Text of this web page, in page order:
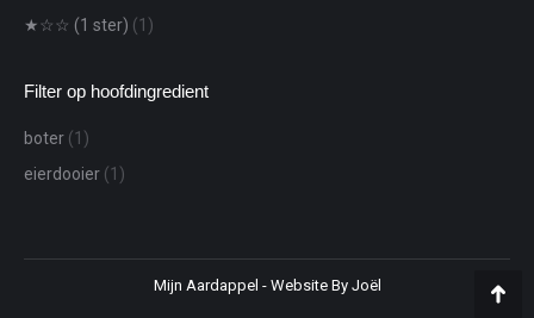
★☆☆ (1 ster) (1)
Filter op hoofdingredient
boter (1)
eierdooier (1)
Mijn Aardappel - Website By Joël